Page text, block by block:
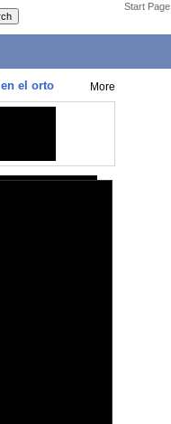
Start Page
el orto More